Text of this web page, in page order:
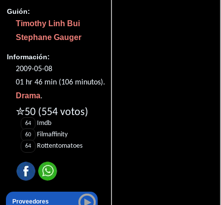
Guión:
Timothy Linh Bui
Stephane Gauger
Información:
2009-05-08
01 hr 46 min (106 minutos).
Drama.
✮50 (554 votos)
64 Imdb
60 Filmaffinity
64 Rottentomatoes
Proveedores